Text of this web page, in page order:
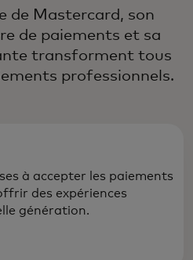
de Mastercard, son
de paiements et sa
transforment tous
professionnels.
à accepter les paiements
des expériences
génération.